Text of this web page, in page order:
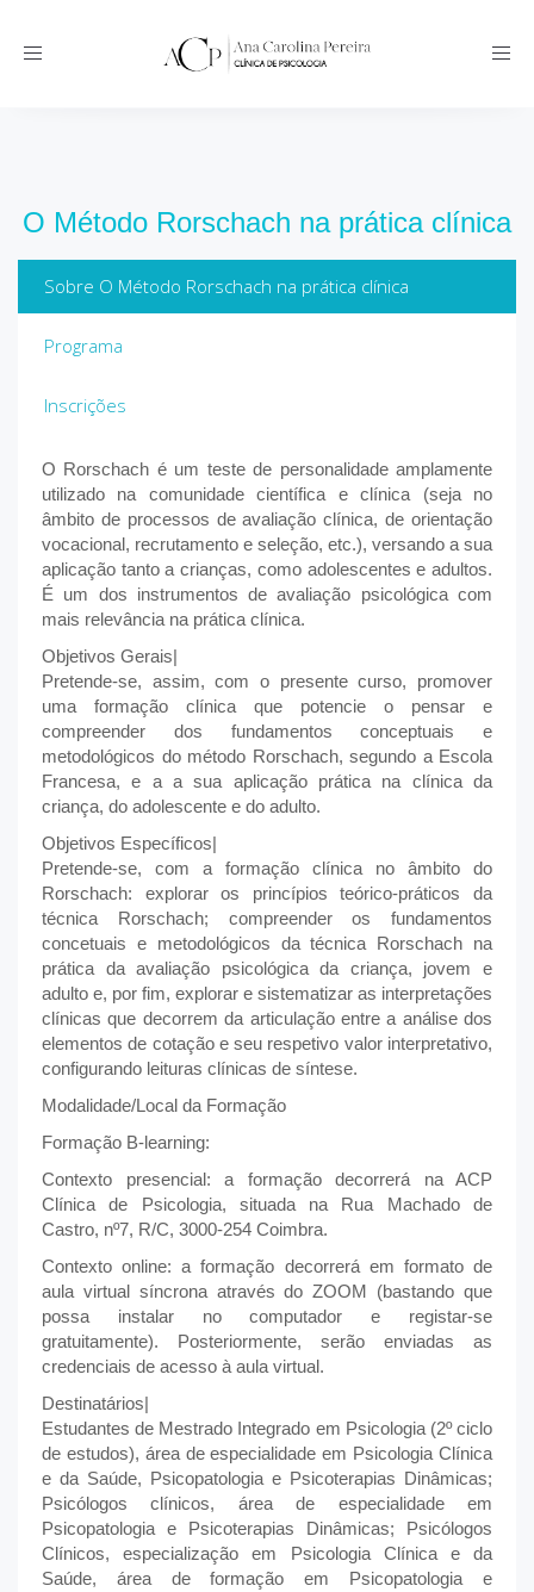
Toggle
O Método Rorschach na prática clínica
Sobre O Método Rorschach na prática clínica
Programa
Inscrições
O Rorschach é um teste de personalidade amplamente
utilizado na comunidade científica e clínica (seja no
âmbito de processos de avaliação clínica, de orientação
vocacional, recrutamento e seleção, etc.), versando a sua
aplicação tanto a crianças, como adolescentes e adultos.
É um dos instrumentos de avaliação psicológica com
mais relevância na prática clínica.
Objetivos Gerais|
Pretende-se, assim, com o presente curso, promover
uma formação clínica que potencie o pensar e
compreender dos fundamentos conceptuais e
metodológicos do método Rorschach, segundo a Escola
Francesa, e a a sua aplicação prática na clínica da
criança, do adolescente e do adulto.
Objetivos Específicos|
Pretende-se, com a formação clínica no âmbito do
Rorschach: explorar os princípios teórico-práticos da
técnica Rorschach; compreender os fundamentos
concetuais e metodológicos da técnica Rorschach na
prática da avaliação psicológica da criança, jovem e
adulto e, por fim, explorar e sistematizar as interpretações
clínicas que decorrem da articulação entre a análise dos
elementos de cotação e seu respetivo valor interpretativo,
configurando leituras clínicas de síntese.
Modalidade/Local da Formação
Formação B-learning:
Contexto presencial: a formação decorrerá na ACP
Clínica de Psicologia, situada na Rua Machado de
Castro, nº7, R/C, 3000-254 Coimbra.
Contexto online: a formação decorrerá em formato de
aula virtual síncrona através do ZOOM (bastando que
possa instalar no computador e registar-se
gratuitamente). Posteriormente, serão enviadas as
credenciais de acesso à aula virtual.
Destinatários|
Estudantes de Mestrado Integrado em Psicologia (2º ciclo
de estudos), área de especialidade em Psicologia Clínica
e da Saúde, Psicopatologia e Psicoterapias Dinâmicas;
Psicólogos clínicos, área de especialidade em
Psicopatologia e Psicoterapias Dinâmicas; Psicólogos
Clínicos, especialização em Psicologia Clínica e da
Saúde, área de formação em Psicopatologia e